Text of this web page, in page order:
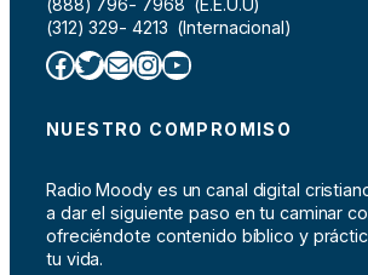
(888) 796- 7968 (E.E.U.U)
(312) 329- 4213 (Internacional)
Facebook Twitter Correo electrónico InstagramYouTube
NUESTRO COMPROMISO
Radio Moody es un canal digital
a dar el siguiente paso en tu caminar
ofreciéndote contenido bíblico y
tu vida.